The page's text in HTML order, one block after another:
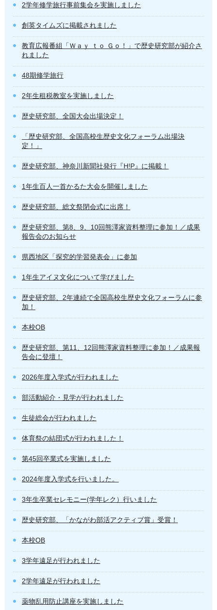
2学年修学旅行事前集会を実施しました
創英タイムズに掲載されました
教育広報番組「Ｗａｙ ｔｏ Ｇｏ！」で歴史研究部が紹介さ
れました
48期修学旅行
2年生租税教室を実施しました
歴史研究部、全国大会出場決定！
「歴史研究部、全国高校生歴史文化フォーラム出場決
定！」
歴史研究部、神奈川新聞社発行『H!P』に掲載！
1年生百人一首かるた大会を開催しました
歴史研究部、総文祭閉会式に出席！
歴史研究部、第8、9、10回熊澤家資料整理に参加！／成果
報告会のお知らせ
県西地区「探究的学習発表会」に参加
1年生アイヌ文化について学びました
歴史研究部、2年連続で全国高校生歴史文化フォーラムに参
加！
本校OB
歴史研究部、第11、12回熊澤家資料整理に参加！／成果報
告会に登壇！
2026年度入学式が行われました
部活動紹介・見学が行われました
生徒総会が行われました
体育祭の結団式が行われました！
第45回卒業式を実施しました
2024年度入学式を行いました。
3年生卒業セレモニー(学年レク）行いました
歴史研究部、「かながわ部活アクティブ賞」受賞！
本校OB
3学年遠足が行われました
2学年遠足が行われました
薬物乱用防止講座を実施しました